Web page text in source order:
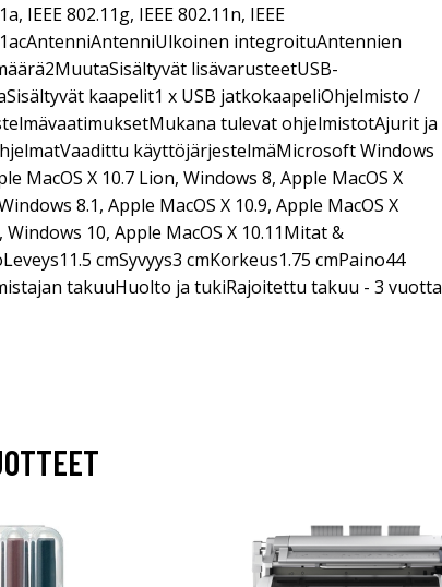
IEEE 802.11g, IEEE 802.11n, IEEE
integroituAntennien
lisävarusteetUSB-
kaapelit1 x USB jatkokaapeliOhjelmisto /
tulevat ohjelmistotAjurit ja
käyttöjärjestelmäMicrosoft Windows
MacOS X 10.7 Lion, Windows 8, Apple MacOS X
8.1, Apple MacOS X 10.9, Apple MacOS X
Windows 10, Apple MacOS X 10.11Mitat &
cmSyvyys3 cmKorkeus1.75 cmPaino44
takuuHuolto ja tukiRajoitettu takuu - 3 vuotta